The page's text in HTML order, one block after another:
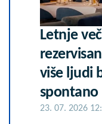
Letnje
više ljudi
23. 07. 2026